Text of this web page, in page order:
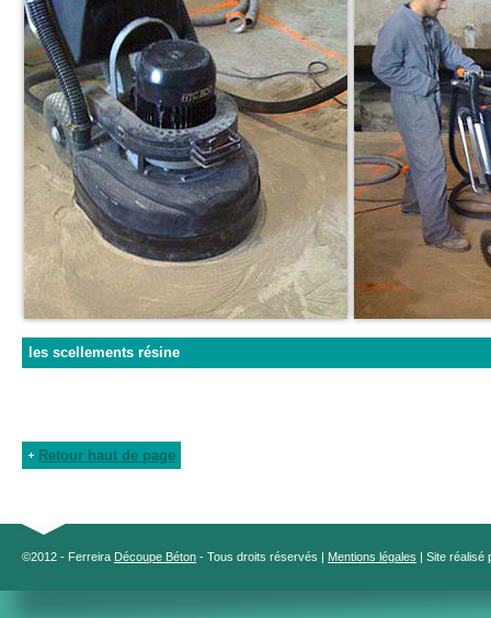
les scellements résine
Retour haut de page
©2012 - Ferreira Découpe Béton - Tous droits réservés | Mentions légales | Site réalisé